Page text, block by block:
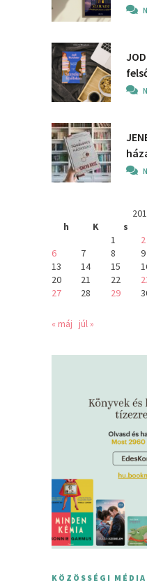
h
K s
1
2
6
7 8 9
13
14 15
20
21 22
27
28 29
« máj júl »
KÖZÖSSÉGI